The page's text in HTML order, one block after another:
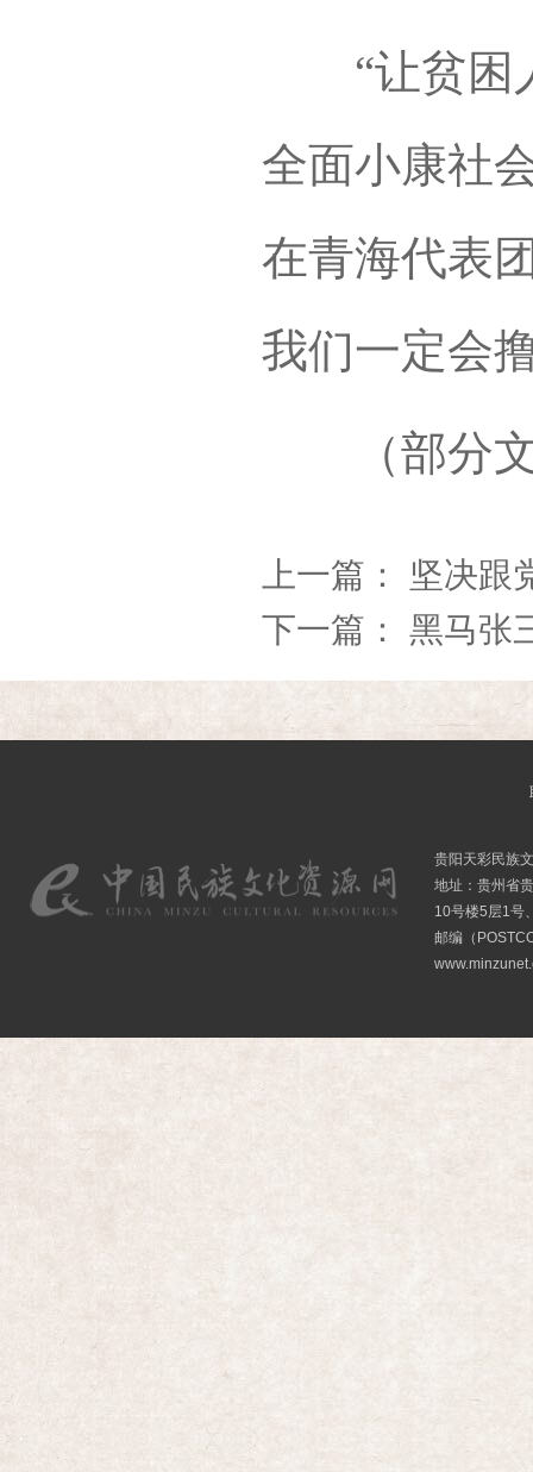
“让贫困人
全面小康社
在青海代表
我们一定会
（部分文
上一篇： 坚决跟
下一篇： 黑马张
贵阳天彩民族
地址：贵州省
10号楼5层1号
邮编（